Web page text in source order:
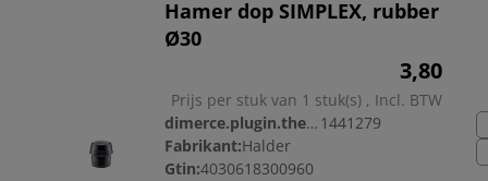
Hamer dop SIMPLEX, rubber
Ø30
3,80
Prijs per stuk van 1 stuk(s) , Incl. BTW
dimerce.plugin.theme.productnr: 1441279
Fabrikant:Halder
Gtin:4030618300960